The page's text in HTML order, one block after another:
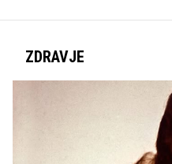
ZDRAVJE